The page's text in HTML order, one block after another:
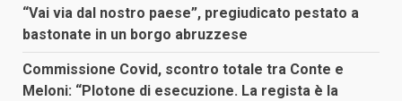
“Vai via dal nostro paese”, pregiudicato pestato a
bastonate in un borgo abruzzese
Commissione Covid, scontro totale tra Conte e
Meloni: “Plotone di esecuzione. La regista è la